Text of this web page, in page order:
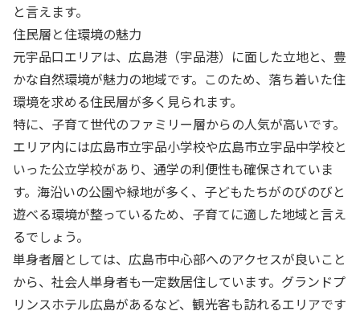
と言えます。
住民層と住環境の魅力
元宇品口エリアは、広島港（宇品港）に面した立地と、豊
かな自然環境が魅力の地域です。このため、落ち着いた住
環境を求める住民層が多く見られます。
特に、子育て世代のファミリー層からの人気が高いです。
エリア内には広島市立宇品小学校や広島市立宇品中学校と
いった公立学校があり、通学の利便性も確保されていま
す。海沿いの公園や緑地が多く、子どもたちがのびのびと
遊べる環境が整っているため、子育てに適した地域と言え
るでしょう。
単身者層としては、広島市中心部へのアクセスが良いこと
から、社会人単身者も一定数居住しています。グランドプ
リンスホテル広島があるなど、観光客も訪れるエリアです